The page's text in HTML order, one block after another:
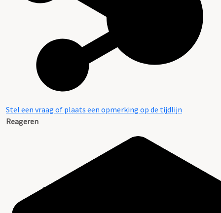
Stel een vraag of plaats een opmerking op de tijdlijn
Reageren